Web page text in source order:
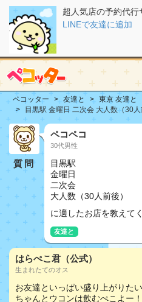
超人気店の予約代行
LINEで友達に追加
ペコッター 友達と 東京 友達と
目黒駅 金曜日 二次会 大人数（30
質問
ペコペコ
30代男性
目黒駅
金曜日
二次会
大人数（30人前後）
に適したお店を教えて
友達と
はらぺこ君（公式）
生まれたてのオス
お友達といっぱい盛り上がりた
ちゃんとウコンは飲むぺこよー！